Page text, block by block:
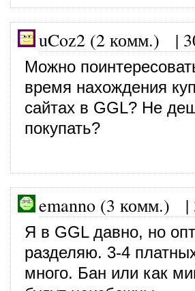
uCoz2 (2 комм.) |
Можно
время нахождения
сайтах в GGL? Не
покупать?
emanno (3 комм.) |
Я в GGL давно, но
разделяю. 3-4
много. Бан или как